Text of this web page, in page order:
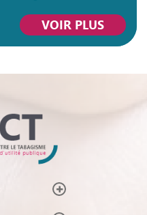
VOIR PLUS